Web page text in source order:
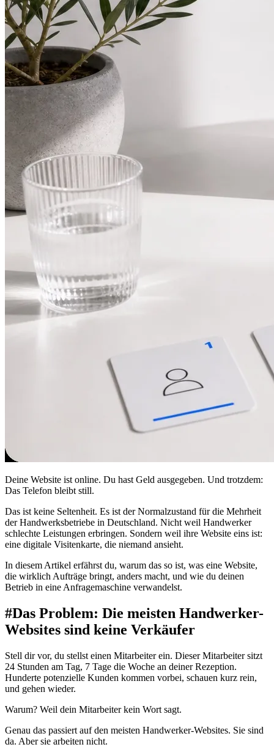
Deine Website ist online. Du hast Geld ausgegeben. Und trotzdem:
Das Telefon bleibt still.
Das ist keine Seltenheit. Es ist der Normalzustand für die Mehrheit
der Handwerksbetriebe in Deutschland. Nicht weil Handwerker
schlechte Leistungen erbringen. Sondern weil ihre Website eins ist:
eine digitale Visitenkarte, die niemand ansieht.
In diesem Artikel erfährst du, warum das so ist, was eine Website,
die wirklich Aufträge bringt, anders macht, und wie du deinen
Betrieb in eine Anfragemaschine verwandelst.
#Das Problem: Die meisten Handwerker-
Websites sind keine Verkäufer
Stell dir vor, du stellst einen Mitarbeiter ein. Dieser Mitarbeiter sitzt
24 Stunden am Tag, 7 Tage die Woche an deiner Rezeption.
Hunderte potenzielle Kunden kommen vorbei, schauen kurz rein,
und gehen wieder.
Warum? Weil dein Mitarbeiter kein Wort sagt.
Genau das passiert auf den meisten Handwerker-Websites. Sie sind
da. Aber sie arbeiten nicht.